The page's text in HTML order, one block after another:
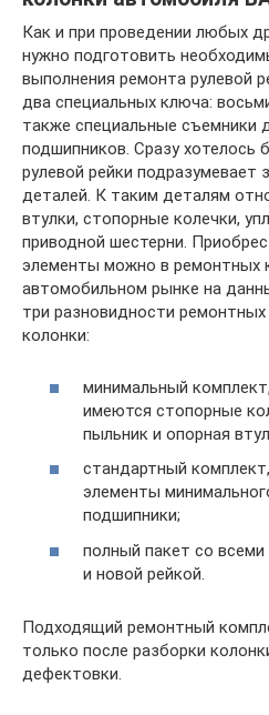
Как и при проведении любых
нужно подготовить
выполнения ремонта рулевой
два специальных ключа:
также специальные съемники
подшипников. Сразу хотелось
рулевой рейки подразумевает
деталей. К таким деталям
втулки, стопорные колечки,
приводной шестерни.
элементы можно в ремонтных
автомобильном рынке на
три разновидности
колонки:
минимальный
имеются стопорные
пыльник и опорная
стандартный
элементы
подшипники;
полный пакет со
и новой рейкой.
Подходящий ремонтный
только после разборки
дефектовки.